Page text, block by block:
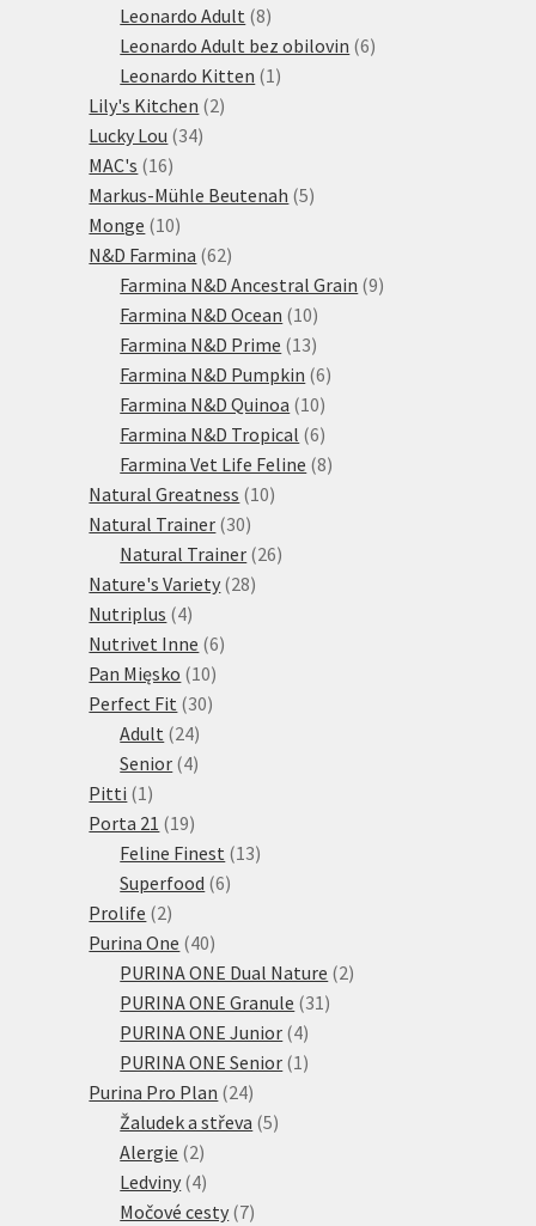
produktů
Leonardo Adult 88
produktů
Leonardo Adult bez obilovin 66
Leonardo Kitten 1 1
Lily's Kitchen 22
Lucky Lou 3434
MAC's 1616
produktů
Markus-Mühle Beutenah 55
Monge 1010
produktů
N&D Farmina 6262
produktů
Farmina N&D Ancestral Grain 99
Farmina N&D Ocean 1010
produktů
Farmina N&D Prime 1313
produktů
Farmina N&D Pumpkin 66
Farmina N&D Quinoa 1010
produktů
Farmina N&D Tropical 66
produktů
Farmina Vet Life Feline 88
Natural Greatness 1010
Natural Trainer 3030
produktů
Natural Trainer 2626
Nature's Variety 2828
Nutriplus 44
produkty
Nutrivet Inne 66
Pan Mięsko 1010
produktů
Perfect Fit 3030
Adult 2424
produktů
Senior 44
Pitti 1 1
produkt
Porta 21 1919
produktů
Feline Finest 1313
Superfood 66
Prolife 22
produkty
Purina One 4040
produktů
PURINA ONE Dual Nature 22
PURINA ONE Granule 31 31
PURINA ONE Junior 44
produkty
PURINA ONE Senior 1 1
Purina Pro Plan 2424
produktů
Žaludek a střeva 55
Alergie 22
produkty
Ledviny 44
produkty
Močové cesty 77